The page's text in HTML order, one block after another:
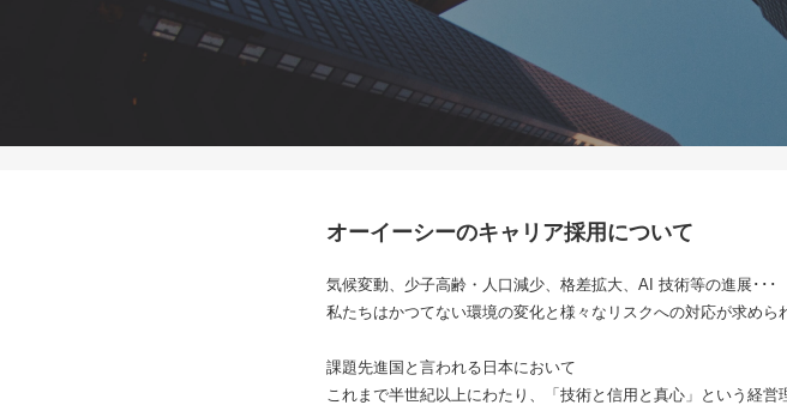
オーイーシーのキャリア採用について
気候変動、少子高齢・人口減少、格差拡大、AI 技術等の進展･･･
私たちはかつてない環境の変化と様々なリスクへの対応が求めら
課題先進国と言われる日本において
これまで半世紀以上にわたり、「技術と信用と真心」という経